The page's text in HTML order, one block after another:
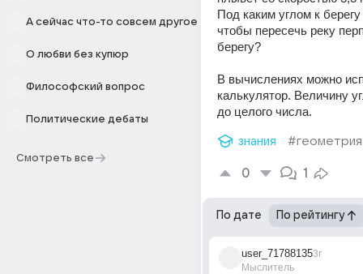
А сейчас что-то совсем другое
О любви без купюр
Философский вопрос
Политические дебаты
Смотреть все
Под каким углом к
чтобы пересечь реку
берегу?
В вычислениях можно
калькулятор. Величину
до целого числа.
знания #геометрия
0 1
По дате По рейтингу
user_71788135
Мыслитель
3г